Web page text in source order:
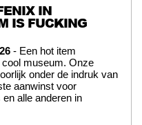
IN
IS FUCKING
- Een hot item
cool museum. Onze
onder de indruk van
aanwinst voor
alle anderen in